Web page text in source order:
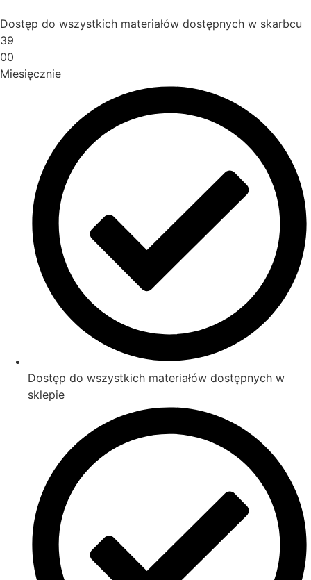
Dostęp do wszystkich materiałów dostępnych w skarbcu
39
00
Miesięcznie
Dostęp do wszystkich materiałów dostępnych w
sklepie